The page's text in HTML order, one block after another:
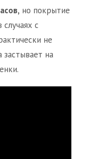
но покрытие
с
не
застывает на